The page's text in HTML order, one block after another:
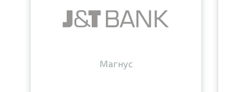
Магнус